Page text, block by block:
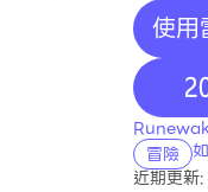
使用
冒險
近期更